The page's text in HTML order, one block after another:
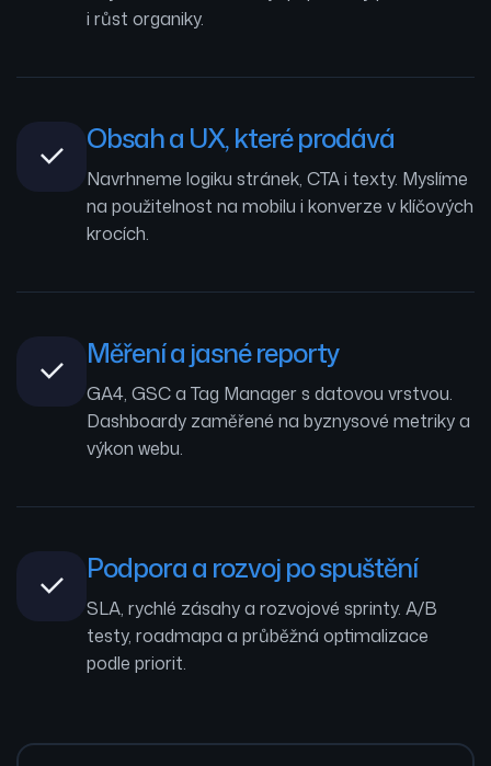
i růst organiky.
Obsah a UX, které prodává
Navrhneme logiku stránek, CTA i texty. Myslíme
na použitelnost na mobilu i konverze v klíčových
krocích.
Měření a jasné reporty
GA4, GSC a Tag Manager s datovou vrstvou.
Dashboardy zaměřené na byznysové metriky a
výkon webu.
Podpora a rozvoj po spuštění
SLA, rychlé zásahy a rozvojové sprinty. A/B
testy, roadmapa a průběžná optimalizace
podle priorit.